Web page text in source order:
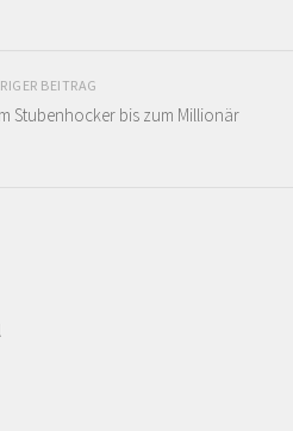
BEITRAG
Stubenhocker bis zum Millionär